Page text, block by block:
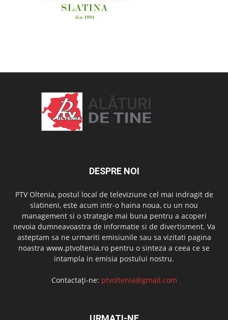
DESPRE NOI
PTV Oltenia, postul local de televiziune cel mai indragit de
slatineni, este acum intr-o haina noua, cu un nou
management si o strategie mai buna pentru a acoperi
nevoia dumneavoastra de informatie si de divertisment. Va
asteptam sa ne urmariti emisiunile sau sa vizitati pagina
noastra www.ptvoltenia.ro pentru o sinteza a ceea ce se
intampla in emisia postului nostru.
Contactați-ne: ptvoltenia@gmail.com